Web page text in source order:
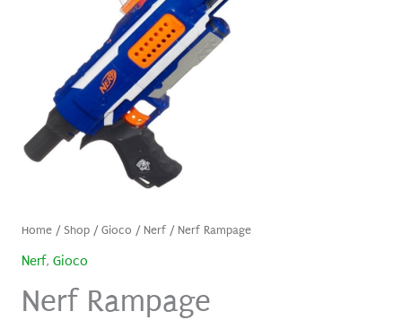
Home/ Shop/Gioco / Nerf/ Nerf Rampage
Nerf, Gioco
Nerf Rampage